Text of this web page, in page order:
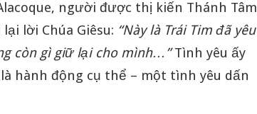
người được thị kiến Thánh Tâm
lời Chúa Giêsu: “Này là Trái Tim đã yêu
còn gì giữ lại cho mình…”Tình yêu ấy
hành động cụ thể – một tình yêu dấn